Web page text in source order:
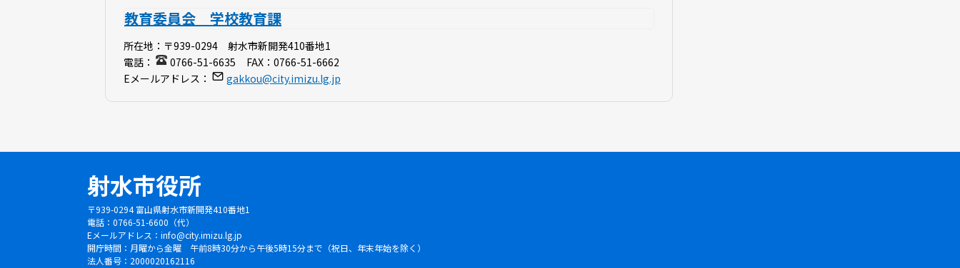
教育委員会 学校教育課
所在地： 〒939-0294 射水市新開発410番地1
電話：
0766-51-6635 FAX： 0766-51-6662
Eメールアドレス：
gakkou@city.imizu.lg.jp
射水市役所
〒939-0294 富山県射水市新開発410番地1
電話：0766-51-6600（代）
Eメールアドレス： info@city.imizu.lg.jp
開庁時間：月曜から金曜 午前8時30分から午後5時15分まで（祝日、年末年始を除く）
法人番号：2000020162116